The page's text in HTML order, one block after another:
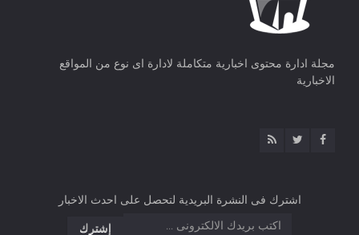
مجلة ادارة محتوى اخبارية متكاملة لادارة اى نوع من المواقع
الاخبارية
اشترك فى النشرة البريدية لتحصل على احدث الاخبار